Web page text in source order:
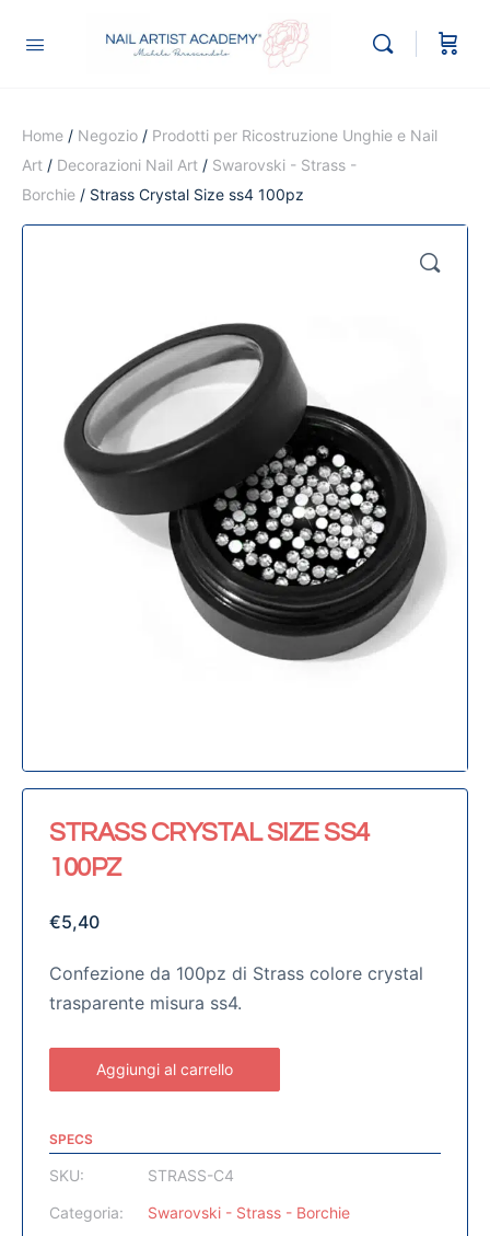
Home / Negozio / Prodotti per Ricostruzione Unghie e Nail
Art / Decorazioni Nail Art / Swarovski - Strass -
Borchie / Strass Crystal Size ss4 100pz
🔍
STRASS CRYSTAL SIZE SS4
100PZ
€5,40
Confezione da 100pz di Strass colore crystal
trasparente misura ss4.
Aggiungi al carrello
SPECS
SKU:
STRASS-C4
Categoria:
Swarovski - Strass - Borchie